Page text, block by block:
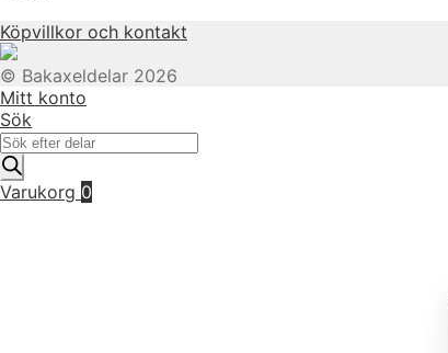
Köpvillkor och kontakt
© Bakaxeldelar 2026
Mitt konto
Sök
Produktsökning
Varukorg 0